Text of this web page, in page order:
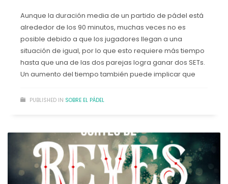
Aunque la duración media de un partido de pádel está
alrededor de los 90 minutos, muchas veces no es
posible debido a que los jugadores llegan a una
situación de igual, por lo que esto requiere más tiempo
hasta que una de las dos parejas logra ganar dos SETs.
Un aumento del tiempo también puede implicar que
PUBLISHED IN SOBRE EL PÁDEL